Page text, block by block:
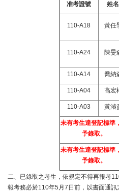
准考證號 姓名
110-A18 黃任
110-A24 陳旻
110-A14 喬納
110-A04 高宏
110-A03 黃濬
未有考生達登記標準
予錄取。
未有考生達登記標準
予錄取。
二、已錄取之考生，依規定不得再報考
報考務必於110年5月7日前，以書面通